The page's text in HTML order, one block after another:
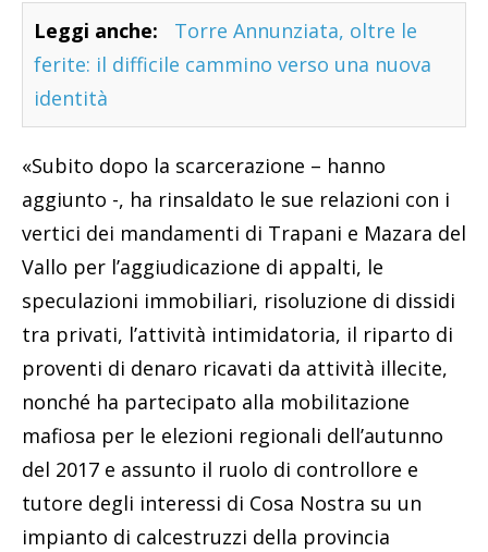
Leggi anche:
Torre Annunziata, oltre le
ferite: il difficile cammino verso una nuova
identità
«Subito dopo la scarcerazione – hanno
aggiunto -, ha rinsaldato le sue relazioni con i
vertici dei mandamenti di Trapani e Mazara del
Vallo per l’aggiudicazione di appalti, le
speculazioni immobiliari, risoluzione di dissidi
tra privati, l’attività intimidatoria, il riparto di
proventi di denaro ricavati da attività illecite,
nonché ha partecipato alla mobilitazione
mafiosa per le elezioni regionali dell’autunno
del 2017 e assunto il ruolo di controllore e
tutore degli interessi di Cosa Nostra su un
impianto di calcestruzzi della provincia